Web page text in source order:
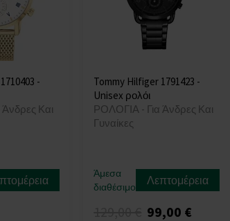
-
Και
Tommy Hilfiger 1791423 -
Unisex ρολόι
ΡΟΛΟΓΙΑ - Για Άνδρες Και
Γυναίκες
Άμεσα
διαθέσιμο
Λεπτομέρεια
99,00 €